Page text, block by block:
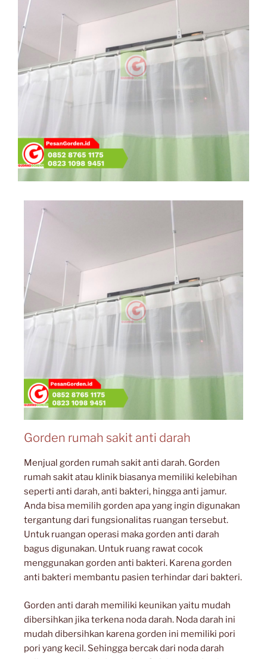
Gorden rumah sakit anti darah
Menjual gorden rumah sakit anti darah. Gorden
rumah sakit atau klinik biasanya memiliki kelebihan
seperti anti darah, anti bakteri, hingga anti jamur.
Anda bisa memilih gorden apa yang ingin digunakan
tergantung dari fungsionalitas ruangan tersebut.
Untuk ruangan operasi maka gorden anti darah
bagus digunakan. Untuk ruang rawat cocok
menggunakan gorden anti bakteri. Karena gorden
anti bakteri membantu pasien terhindar dari bakteri.
Gorden anti darah memiliki keunikan yaitu mudah
dibersihkan jika terkena noda darah. Noda darah ini
mudah dibersihkan karena gorden ini memiliki pori
pori yang kecil. Sehingga bercak dari noda darah